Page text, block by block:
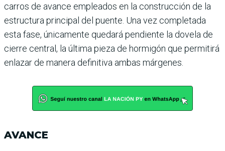
carros de avance empleados en la construcción de la
estructura principal del puente. Una vez completada
esta fase, únicamente que­dará pendiente la dovela de
cierre central, la última pieza de hormigón que permitirá
enlazar de manera definitiva ambas márgenes.
AVANCE